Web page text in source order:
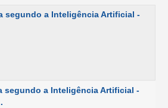
segundo a Inteligência Artificial -
segundo a Inteligência Artificial -